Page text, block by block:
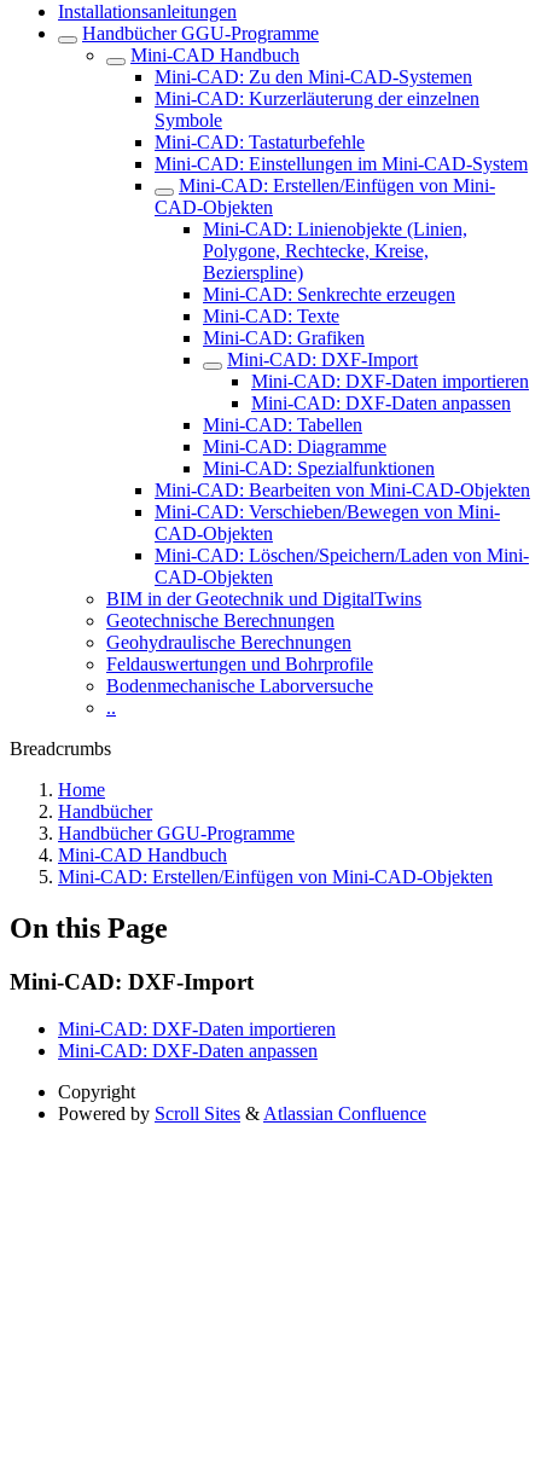
Installationsanleitungen
Handbücher GGU-Programme
Mini-CAD Handbuch
Mini-CAD: Zu den Mini-CAD-Systemen
Mini-CAD: Kurzerläuterung der einzelnen
Symbole
Mini-CAD: Tastaturbefehle
Mini-CAD: Einstellungen im Mini-CAD-System
Mini-CAD: Erstellen/Einfügen von Mini-
CAD-Objekten
Mini-CAD: Linienobjekte (Linien,
Polygone, Rechtecke, Kreise,
Bezierspline)
Mini-CAD: Senkrechte erzeugen
Mini-CAD: Texte
Mini-CAD: Grafiken
Mini-CAD: DXF-Import
Mini-CAD: DXF-Daten importieren
Mini-CAD: DXF-Daten anpassen
Mini-CAD: Tabellen
Mini-CAD: Diagramme
Mini-CAD: Spezialfunktionen
Mini-CAD: Bearbeiten von Mini-CAD-Objekten
Mini-CAD: Verschieben/Bewegen von Mini-
CAD-Objekten
Mini-CAD: Löschen/Speichern/Laden von Mini-
CAD-Objekten
BIM in der Geotechnik und DigitalTwins
Geotechnische Berechnungen
Geohydraulische Berechnungen
Feldauswertungen und Bohrprofile
Bodenmechanische Laborversuche
..
Breadcrumbs
Home
Handbücher
Handbücher GGU-Programme
Mini-CAD Handbuch
Mini-CAD: Erstellen/Einfügen von Mini-CAD-Objekten
On this Page
Mini-CAD: DXF-Import
Mini-CAD: DXF-Daten importieren
Mini-CAD: DXF-Daten anpassen
Copyright
Powered by Scroll Sites & Atlassian Confluence